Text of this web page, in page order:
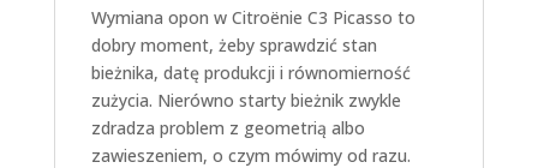
Wymiana opon w Citroënie C3 Picasso to
dobry moment, żeby sprawdzić stan
bieżnika, datę produkcji i równomierność
zużycia. Nierówno starty bieżnik zwykle
zdradza problem z geometrią albo
zawieszeniem, o czym mówimy od razu.